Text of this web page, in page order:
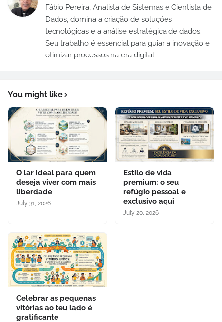
Fábio Pereira, Analista de Sistemas e Cientista de
Dados, domina a criação de soluções
tecnológicas e a análise estratégica de dados.
Seu trabalho é essencial para guiar a inovação e
otimizar processos na era digital.
You might like
O lar ideal para quem
deseja viver com mais
liberdade
July 31, 2026
Estilo de vida
premium: o seu
refúgio pessoal e
exclusivo aqui
July 20, 2026
Celebrar as pequenas
vitórias ao teu lado é
gratificante